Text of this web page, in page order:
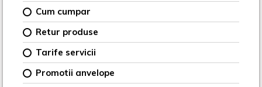
Cum cumpar
Retur produse
Tarife servicii
Promotii anvelope